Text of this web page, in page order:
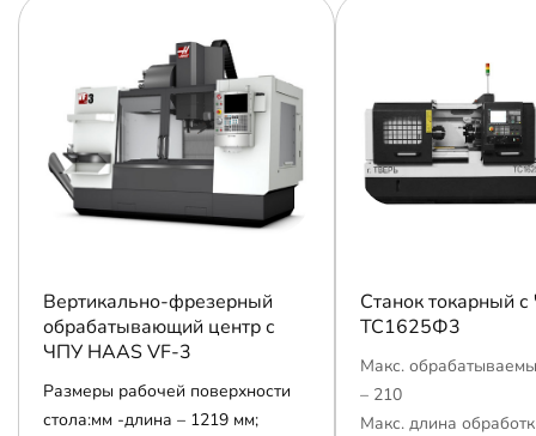
Вертикально-фрезерный
обрабатывающий центр с
ЧПУ HAAS VF-3
Размеры рабочей поверхности
стола:мм -длина – 1219 мм;
Станок токарный
ТС1625Ф3
Макс.
– 210
Макс. длина